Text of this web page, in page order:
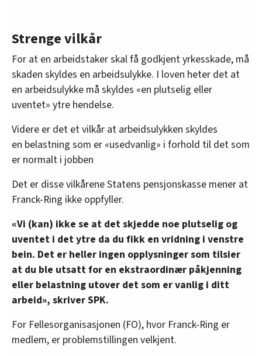
Strenge vilkår
For at en arbeidstaker skal få godkjent yrkesskade, må
skaden skyldes en arbeidsulykke. I loven heter det at
en arbeidsulykke må skyldes «en plutselig eller
uventet» ytre hendelse.
Videre er det et vilkår at arbeidsulykken skyldes
en belastning som er «usedvanlig» i forhold til det som
er normalt i jobben
Det er disse vilkårene Statens pensjonskasse mener at
Franck-Ring ikke oppfyller.
«Vi (kan) ikke se at det skjedde noe plutselig og
uventet i det ytre da du fikk en vridning i venstre
bein. Det er heller ingen opplysninger som tilsier
at du ble utsatt for en ekstraordinær påkjenning
eller belastning utover det som er vanlig i ditt
arbeid», skriver SPK.
For Fellesorganisasjonen (FO), hvor Franck-Ring er
medlem, er problemstillingen velkjent.